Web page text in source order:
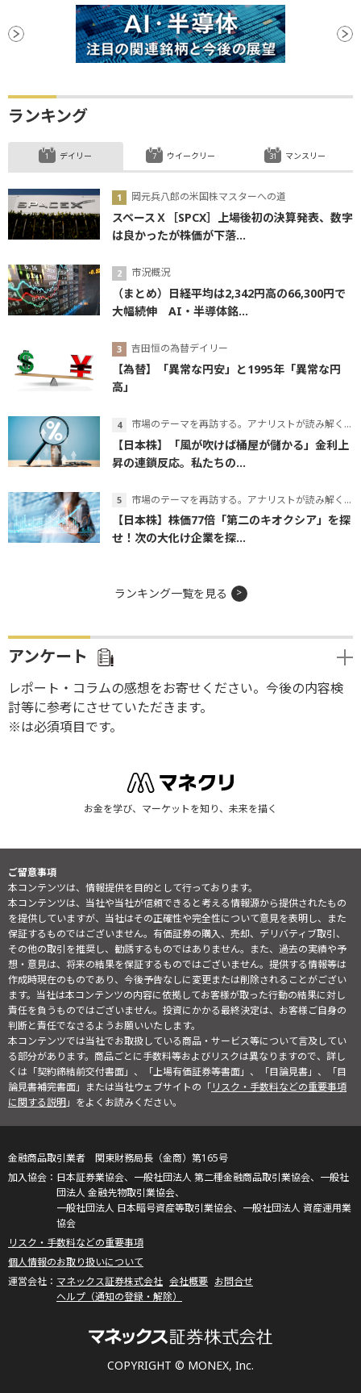
ランキング
デイリー
岡元兵八郎の米国株マスターへの道
スペースＸ［SPCX］上場後初の決算発表、数字
は良かったが株価が下落...
市況概況
（まとめ）日経平均は2,342円高の66,300円で
大幅続伸 AI・半導体銘...
吉田恒の為替デイリー
【為替】「異常な円安」と1995年「異常な円
高」
市場のテーマを再訪する。アナリストが読み解くテーマの本質
【日本株】「風が吹けば桶屋が儲かる」金利上
昇の連鎖反応。私たちの...
市場のテーマを再訪する。アナリストが読み解くテーマの本質
【日本株】株価77倍「第二のキオクシア」を探
せ！次の大化け企業を探...
ウイークリー マンスリー
ランキング一覧を見る
アンケート
レポート・コラムの感想をお寄せください。今後の内容検
討等に参考にさせていただきます。
※は必須項目です。
お金を学び、マーケットを知り、未来を描く
ご留意事項
本コンテンツは、情報提供を目的として行っております。
本コンテンツは、当社や当社が信頼できると考える情報源から提供されたもの
を提供していますが、当社はその正確性や完全性について意見を表明し、また
保証するものではございません。有価証券の購入、売却、デリバティブ取引、
その他の取引を推奨し、勧誘するものではありません。また、過去の実績や予
想・意見は、将来の結果を保証するものではございません。提供する情報等は
作成時現在のものであり、今後予告なしに変更または削除されることがござい
ます。当社は本コンテンツの内容に依拠してお客様が取った行動の結果に対し
責任を負うものではございません。投資にかかる最終決定は、お客様ご自身の
判断と責任でなさるようお願いいたします。
本コンテンツでは当社でお取扱している商品・サービス等について言及してい
る部分があります。商品ごとに手数料等およびリスクは異なりますので、詳し
くは「契約締結前交付書面」、「上場有価証券等書面」、「目論見書」、「目
論見書補完書面」または当社ウェブサイトの「リスク・手数料などの重要事項
に関する説明」をよくお読みください。
COPYRIGHT © MONEX, Inc.
金融商品取引業者 関東財務局長（金商）第165号
日本証券業協会、一般社団法人 第二種金融商品取引業協会、一般社
団法人 金融先物取引業協会、
一般社団法人 日本暗号資産等取引業協会、一般社団法人 資産運用業
協会
リスク・手数料などの重要事項
個人情報のお取り扱いについて
マネックス証券株式会社 会社概要 お問合せ
ヘルプ（通知の登録・解除）